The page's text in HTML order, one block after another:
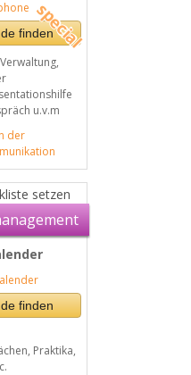
finden
u.v.m
der
setzen
finden
Praktika,